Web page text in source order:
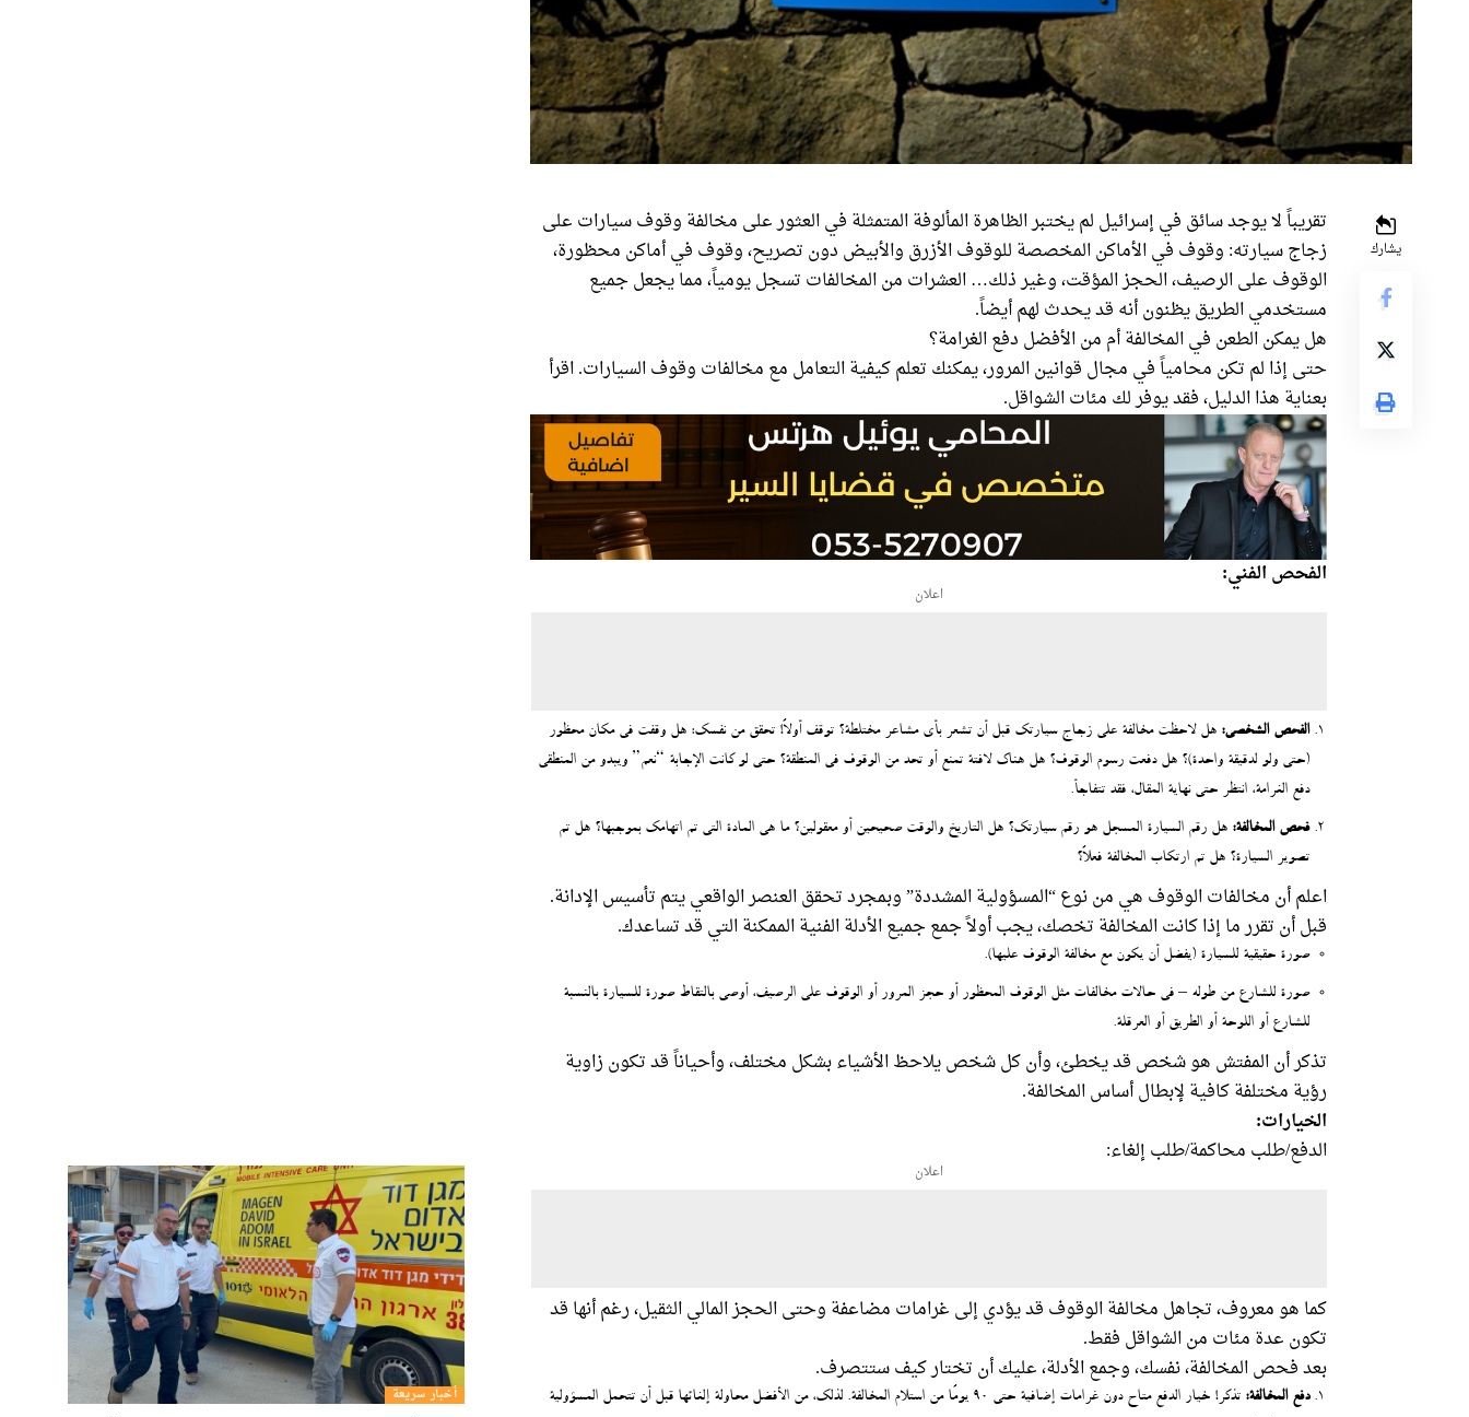
يشارك
تقريباً لا يوجد سائق في إسرائيل لم يختبر الظاهرة المألوفة المتمثلة في العثور على مخالفة وقوف سيارات على
زجاج سيارته: وقوف في الأماكن المخصصة للوقوف الأزرق والأبيض دون تصريح، وقوف في أماكن محظورة،
الوقوف على الرصيف، الحجز المؤقت، وغير ذلك… العشرات من المخالفات تسجل يومياً، مما يجعل جميع
مستخدمي الطريق يظنون أنه قد يحدث لهم أيضاً.
هل يمكن الطعن في المخالفة أم من الأفضل دفع الغرامة؟
حتى إذا لم تكن محامياً في مجال قوانين المرور، يمكنك تعلم كيفية التعامل مع مخالفات وقوف السيارات. اقرأ
بعناية هذا الدليل، فقد يوفر لك مئات الشواقل.
الفحص الفني:
اعلان
الفحص الشخصي: هل لاحظت مخالفة على زجاج سيارتك قبل أن تشعر بأي مشاعر مختلطة؟ توقف أولاً! تحقق من نفسك: هل وقفت في مكان محظور
(حتى ولو لدقيقة واحدة)؟ هل دفعت رسوم الوقوف؟ هل هناك لافتة تمنع أو تحد من الوقوف في المنطقة؟ حتى لو كانت الإجابة “نعم” ويبدو من المنطقي
دفع الغرامة، انتظر حتى نهاية المقال، فقد تتفاجأ.
فحص المخالفة: هل رقم السيارة المسجل هو رقم سيارتك؟ هل التاريخ والوقت صحيحين أو معقولين؟ ما هي المادة التي تم اتهامك بموجبها؟ هل تم
تصوير السيارة؟ هل تم ارتكاب المخالفة فعلاً؟
اعلم أن مخالفات الوقوف هي من نوع “المسؤولية المشددة” وبمجرد تحقق العنصر الواقعي يتم تأسيس الإدانة.
قبل أن تقرر ما إذا كانت المخالفة تخصك، يجب أولاً جمع جميع الأدلة الفنية الممكنة التي قد تساعدك.
صورة حقيقية للسيارة (يفضل أن يكون مع مخالفة الوقوف عليها).
صورة للشارع من طوله – في حالات مخالفات مثل الوقوف المحظور أو حجز المرور أو الوقوف على الرصيف، أوصي بالتقاط صورة للسيارة بالنسبة
للشارع أو اللوحة أو الطريق أو العرقلة.
تذكر أن المفتش هو شخص قد يخطئ، وأن كل شخص يلاحظ الأشياء بشكل مختلف، وأحياناً قد تكون زاوية
رؤية مختلفة كافية لإبطال أساس المخالفة.
الخيارات:
الدفع/طلب محاكمة/طلب إلغاء:
اعلان
كما هو معروف، تجاهل مخالفة الوقوف قد يؤدي إلى غرامات مضاعفة وحتى الحجز المالي الثقيل، رغم أنها قد
تكون عدة مئات من الشواقل فقط.
بعد فحص المخالفة، نفسك، وجمع الأدلة، عليك أن تختار كيف ستتصرف.
دفع المخالفة:
تذكر! خيار الدفع متاح دون غرامات إضافية حتى 90 يومًا من استلام المخالفة. لذلك، من الأفضل محاولة إلغائها قبل أن تتحمل المسؤولية
أخبار سريعة